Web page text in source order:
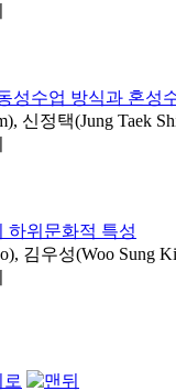
성수업 방식과 혼성
신정택(Jung Taek
하위문화적 특성
김우성(Woo Sung